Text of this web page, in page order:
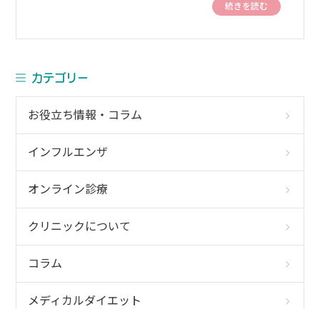
続きを読む
カテゴリー
お役立ち情報・コラム
インフルエンザ
オンライン診療
クリニックについて
コラム
メディカルダイエット